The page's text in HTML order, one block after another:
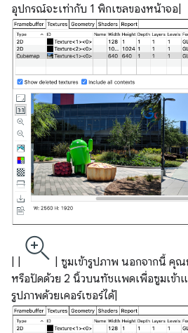
อุปกรณ์จะเท่ากับ 1 พิกเซลของหน้าจอ|
| ซูมเข้ารูปภาพ นอกจากนี้ คุ
หรือปัดด้วย 2 นิ้วบนทัชแพดเพื่อซูมเข้า
รูปภาพด้วยเคอร์เซอร์ได้|